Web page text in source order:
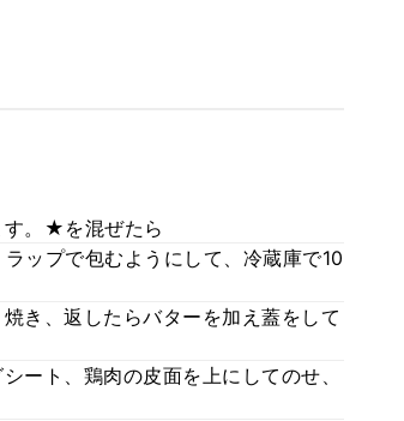
す。★を混ぜたら
ップで包むようにして、冷蔵庫で10
き、返したらバターを加え蓋をして
ート、鶏肉の皮面を上にしてのせ、